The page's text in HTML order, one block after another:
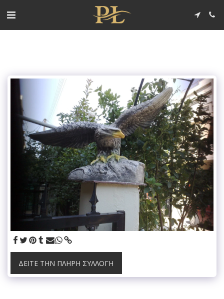
ΔΕΊΤΕ ΤΗΝ ΠΛΉΡΗ ΣΥΛΛΟΓΉ